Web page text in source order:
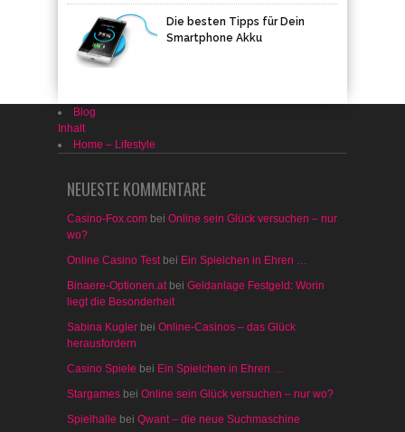
Die besten Tipps für Dein
Smartphone Akku
Blog
Inhalt
Home – Lifestyle
NEUESTE KOMMENTARE
Casino-Fox.com bei Online sein Glück versuchen – nur
wo?
Online Casino Testbei Ein Spielchen in Ehren …
Binaere-Optionen.atbei Geldanlage Festgeld: Worin
liegt die Besonderheit
Sabina Kugler bei Online-Casinos – das Glück
herausfordern
Casino Spiele bei Ein Spielchen in Ehren …
Stargames bei Online sein Glück versuchen – nur wo?
Spielhalle bei Qwant – die neue Suchmaschine